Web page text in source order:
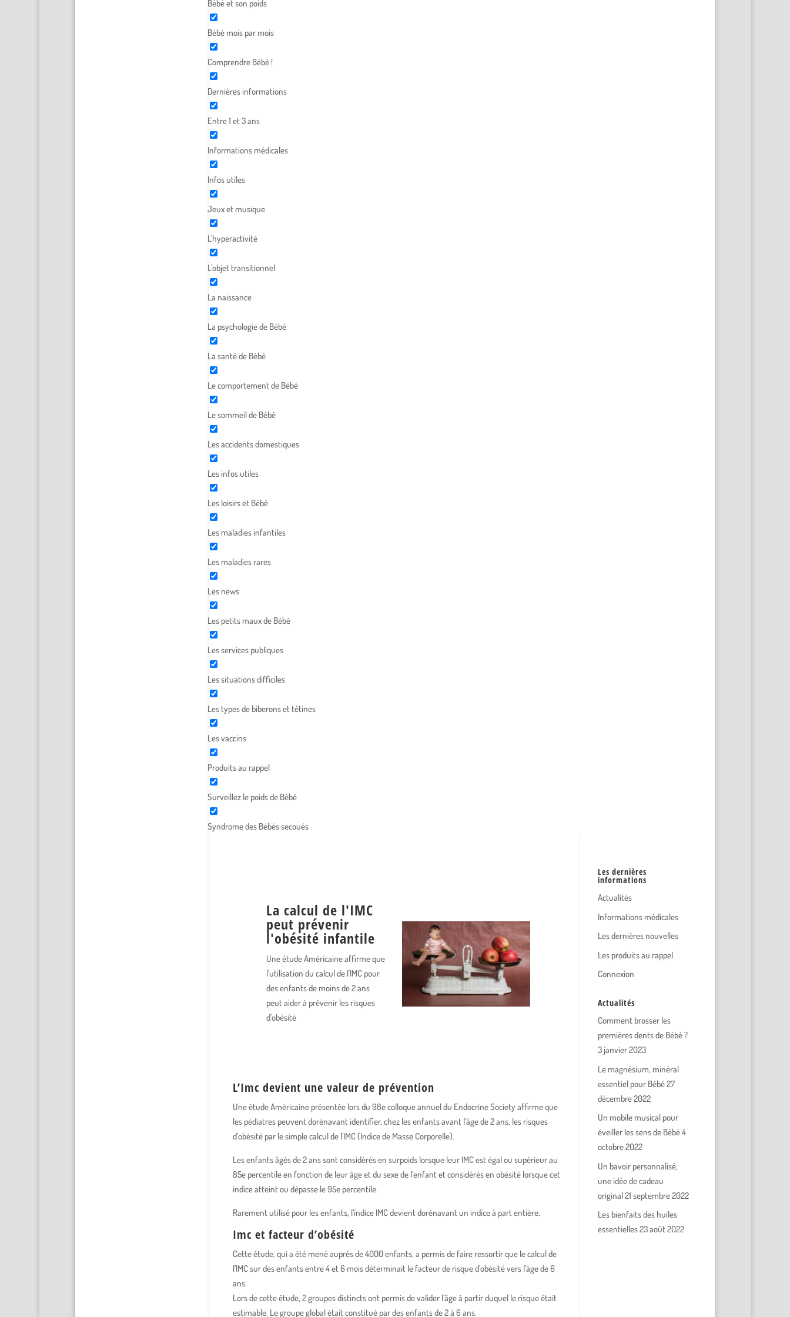
Bébé et son poids
Bébé mois par mois
Comprendre Bébé !
Dernières informations
Entre 1 et 3 ans
Informations médicales
Infos utiles
Jeux et musique
L'hyperactivité
L'objet transitionnel
La naissance
La psychologie de Bébé
La santé de Bébé
Le comportement de Bébé
Le sommeil de Bébé
Les accidents domestiques
Les infos utiles
Les loisirs et Bébé
Les maladies infantiles
Les maladies rares
Les news
Les petits maux de Bébé
Les services publiques
Les situations difficiles
Les types de biberons et tétines
Les vaccins
Produits au rappel
Surveillez le poids de Bébé
Syndrome des Bébés secoués
La calcul de l'IMC
peut prévenir
l'obésité infantile
Une étude Américaine affirme que
l'utilisation du calcul de l'IMC pour
des enfants de moins de 2 ans
peut aider à prévenir les risques
d'obésité
L’Imc devient une valeur de prévention
Une étude Américaine présentée lors du 98e colloque annuel du Endocrine Society affirme que
les pédiatres peuvent dorénavant identifier, chez les enfants avant l’âge de 2 ans, les risques
d’obésité par le simple calcul de l’IMC (Indice de Masse Corporelle).
Les enfants âgés de 2 ans sont considérés en surpoids lorsque leur IMC est égal ou supérieur au
85e percentile en fonction de leur âge et du sexe de l’enfant et considérés en obésité lorsque cet
indice atteint ou dépasse le 95e percentile.
Rarement utilisé pour les enfants, l’indice IMC devient dorénavant un indice à part entière.
Imc et facteur d’obésité
Cette étude, qui a été mené auprès de 4000 enfants, a permis de faire ressortir que le calcul de
l’IMC sur des enfants entre 4 et 6 mois déterminait le facteur de risque d’obésité vers l’âge de 6
ans.
Lors de cette étude, 2 groupes distincts ont permis de valider l’âge à partir duquel le risque était
estimable. Le groupe global était constitué par des enfants de 2 à 6 ans.
Les dernières
informations
Actualités
Informations médicales
Les dernières nouvelles
Les produits au rappel
Connexion
Actualités
Comment brosser les
premières dents de Bébé ?
3 janvier 2023
Le magnésium, minéral
essentiel pour Bébé27
décembre 2022
Un mobile musical pour
éveiller les sens de Bébé4
octobre 2022
Un bavoir personnalisé,
une idée de cadeau
original21 septembre 2022
Les bienfaits des huiles
essentielles23 août 2022